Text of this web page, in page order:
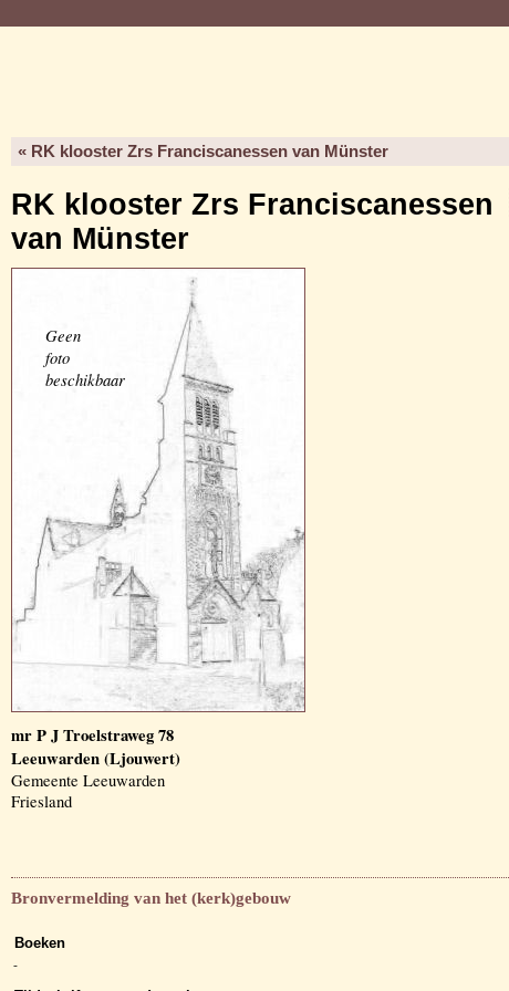
« RK klooster Zrs Franciscanessen van Münster
RK klooster Zrs Franciscanessen
van Münster
Geen
foto
beschikbaar
mr P J Troelstraweg 78
Leeuwarden (Ljouwert)
Gemeente Leeuwarden
Friesland
Bronvermelding van het (kerk)gebouw
Boeken
-